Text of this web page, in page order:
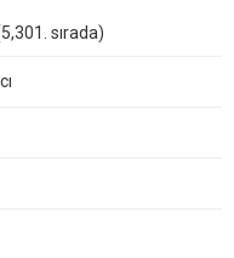
5,301 . sırada)